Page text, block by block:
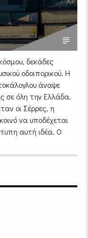
δεκάδες
οδοιπορικού. Η
άναψε
σε όλη την Ελλάδα.
οι Σέρρες, η
να υποδέχεται
αυτή ιδέα. Ο